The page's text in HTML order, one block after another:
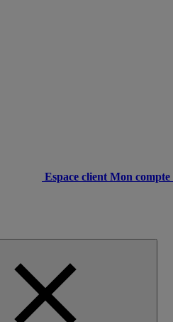
Espace client Mon compte